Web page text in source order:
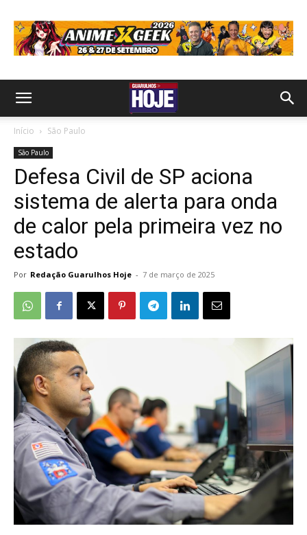
Início São Paulo
São Paulo
Defesa Civil de SP aciona
sistema de alerta para onda
de calor pela primeira vez no
estado
Por Redação Guarulhos Hoje - 7 de março de 2025